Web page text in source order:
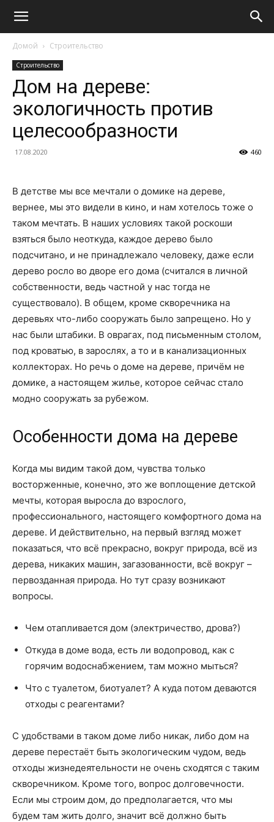
Домой Строительство
Строительство
Дом на дереве:
экологичность против
целесообразности
17.08.2020 460
В детстве мы все мечтали о домике на дереве,
вернее, мы это видели в кино, и нам хотелось тоже о
таком мечтать. В наших условиях такой роскоши
взяться было неоткуда, каждое дерево было
подсчитано, и не принадлежало человеку, даже если
дерево росло во дворе его дома (считался в личной
собственности, ведь частной у нас тогда не
существовало). В общем, кроме скворечника на
деревьях что-либо сооружать было запрещено. Но у
нас были штабики. В оврагах, под письменным столом,
под кроватью, в зарослях, а то и в канализационных
коллекторах. Но речь о доме на дереве, причём не
домике, а настоящем жилье, которое сейчас стало
модно сооружать за рубежом.
Особенности дома на дереве
Когда мы видим такой дом, чувства только
восторженные, конечно, это же воплощение детской
мечты, которая выросла до взрослого,
профессионального, настоящего комфортного дома на
дереве. И действительно, на первый взгляд может
показаться, что всё прекрасно, вокруг природа, всё из
дерева, никаких машин, загазованности, всё вокруг –
первозданная природа. Но тут сразу возникают
вопросы.
Чем отапливается дом (электричество, дрова?)
Откуда в доме вода, есть ли водопровод, как с
горячим водоснабжением, там можно мыться?
Что с туалетом, биотуалет? А куда потом деваются
отходы с реагентами?
С удобствами в таком доме либо никак, либо дом на
дереве перестаёт быть экологическим чудом, ведь
отходы жизнедеятельности не очень сходятся с таким
скворечником. Кроме того, вопрос долговечности.
Если мы строим дом, до предполагается, что мы
будем там жить долго, значит всё должно быть